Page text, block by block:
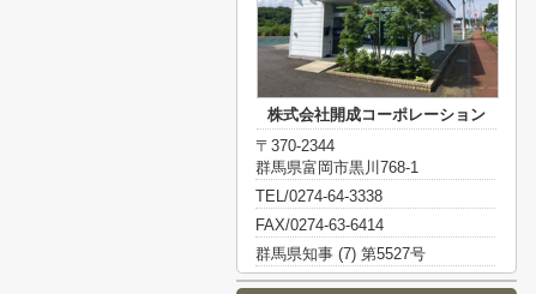
株式会社開成コーポレーション
〒370-2344
群馬県富岡市黒川768-1
TEL/0274-64-3338
FAX/0274-63-6414
群馬県知事 (7) 第5527号